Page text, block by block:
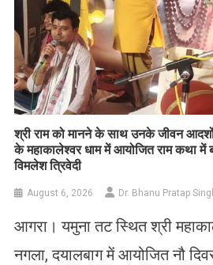
​श्री राम को मानने के साथ उनके जीवन
के महाकालेश्वर धाम में आयोजित राम कथा में
विमलेश त्रिवेदी
August 6, 2026 Dr. Bhanu Pratap
आगरा। यमुना तट स्थित श्री
नगला, दयालबाग में आयोजित नौ